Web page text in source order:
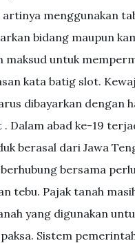
artinya menggunakan
bidang maupun
maksud untuk
kata batig slot.
dibayarkan dengan
. Dalam abad ke-19
berasal dari Jawa
bersama
tebu. Pajak tanah
yang digunakan
Sistem